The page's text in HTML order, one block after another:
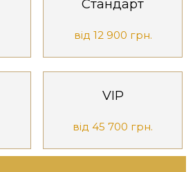
Стандарт
від 12 900 грн.
VIP
від 45 700 грн.